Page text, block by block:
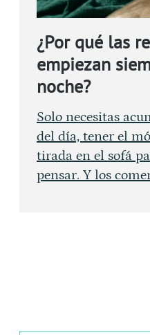
¿Por qué las
empiezan
noche?
Solo necesitas
del día, tener el
tirada en el sofá
pensar. Y los